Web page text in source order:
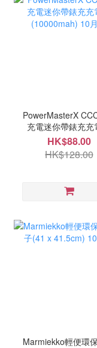
PowerMasterX
充電迷你帶錶充充
(10000mah) 10月
HK$88.00
HK$128.00
Marmiekko輕便環